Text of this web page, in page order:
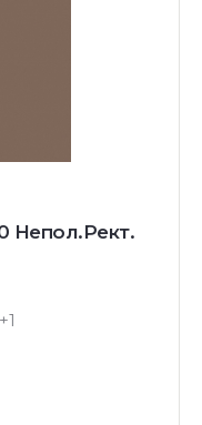
Непол.Рект.
+1